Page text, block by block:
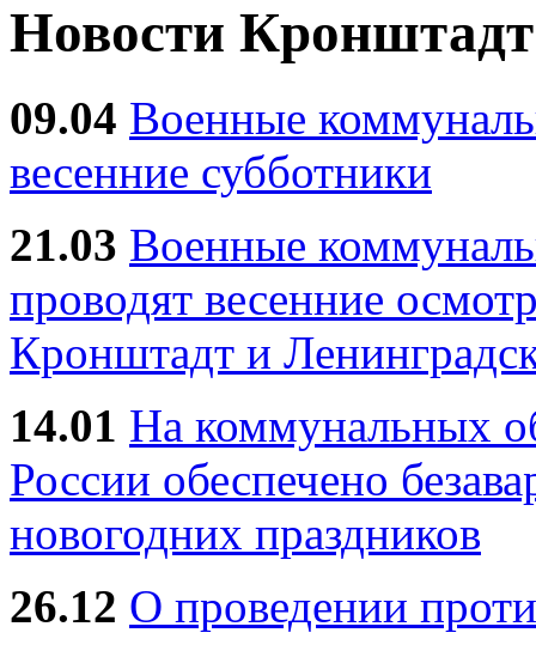
Новости
09.04 Военные
весенние субботники
21.03 Военные
проводят весенние
Кронштадт и
14.01 На коммунальных
России обеспечено
новогодних праздников
26.12 О проведении